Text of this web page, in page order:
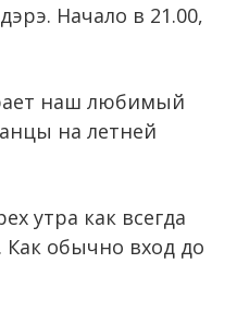
Начало в 21.00,
наш любимый
на летней
утра как всегда
обычно вход до